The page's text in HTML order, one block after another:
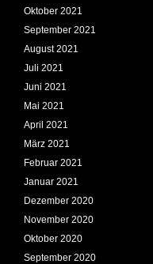
Oktober 2021
September 2021
August 2021
Juli 2021
Juni 2021
Mai 2021
April 2021
März 2021
Februar 2021
Januar 2021
Dezember 2020
November 2020
Oktober 2020
September 2020